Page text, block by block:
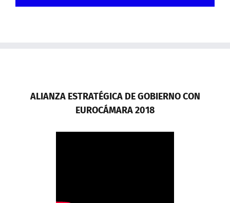
ALIANZA ESTRATÉGICA DE GOBIERNO CON
EUROCÁMARA 2018